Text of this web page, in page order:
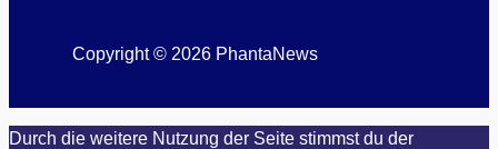
Copyright © 2026 PhantaNews
Durch die weitere Nutzung der Seite stimmst du der